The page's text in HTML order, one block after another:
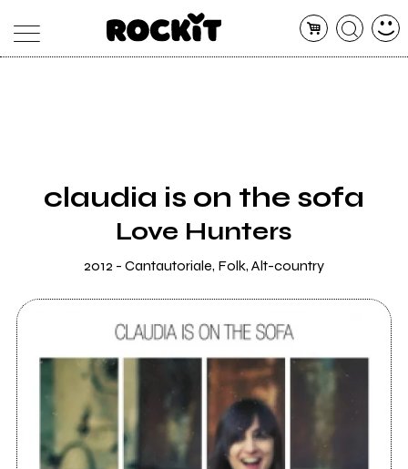
SHOP
RADIO
claudia is on the sofa
Love Hunters
2012 - Cantautoriale, Folk, Alt-country